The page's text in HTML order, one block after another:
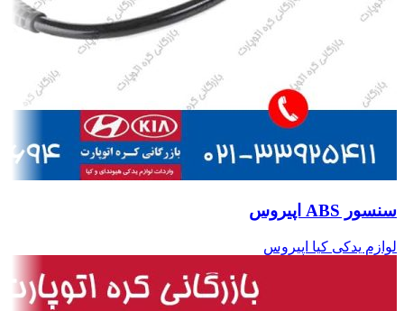
سنسور ABS اپیروس
لوازم یدکی کیا اپیروس